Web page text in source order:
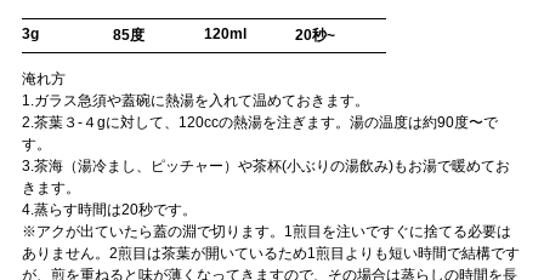
3g 85度 120ml 20秒~
淹れ方
1.ガラス急須や蓋碗に熱湯を入れて温めておきます。
2.茶葉３-４gに対して、120ccの熱湯を注ぎます。湯の温度は約90度〜で
す。
3.茶海（湯冷まし、ピッチャー）や茶杯(小ぶりの湯飲み)もお湯で暖めてお
きます。
4.蒸らす時間は20秒です。
※アクが出ていたら蓋の淵で切ります。1煎目を注いですぐに捨てる必要は
ありません。2煎目は茶葉が開いているため1煎目よりも短い時間で結構です
が、煎を重ねると味が薄くなってきますので、その場合は蒸らしの時間を長